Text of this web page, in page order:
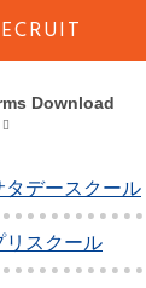
Download
フタースクール
タデースクール
リスクール